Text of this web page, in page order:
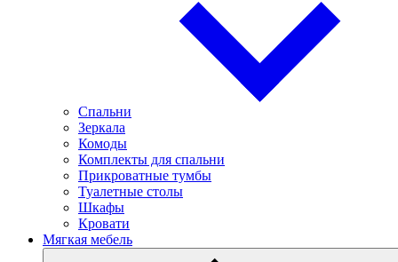
Спальни
Зеркала
Комоды
Комплекты для спальни
Прикроватные тумбы
Туалетные столы
Шкафы
Кровати
Мягкая мебель